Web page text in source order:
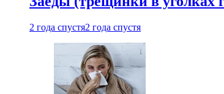
2 года спустя2 года спустя